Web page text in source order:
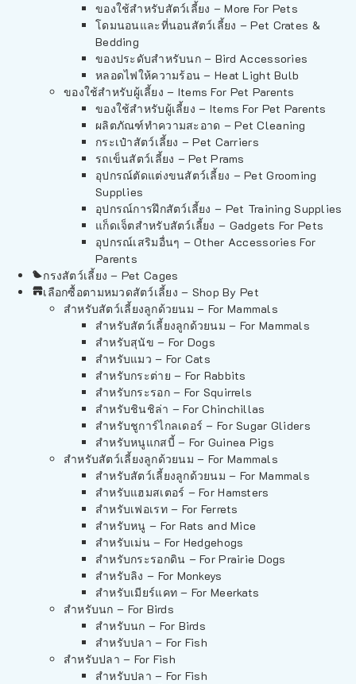
ของใช้สำหรับสัตว์เลี้ยง – More For Pets
โดมนอนและที่นอนสัตว์เลี้ยง – Pet Crates &
Bedding
ของประดับสำหรับนก – Bird Accessories
หลอดไฟให้ความร้อน – Heat Light Bulb
ของใช้สำหรับผู้เลี้ยง – Items For Pet Parents
ของใช้สำหรับผู้เลี้ยง – Items For Pet Parents
ผลิตภัณฑ์ทำความสะอาด – Pet Cleaning
กระเป๋าสัตว์เลี้ยง – Pet Carriers
รถเข็นสัตว์เลี้ยง – Pet Prams
อุปกรณ์ตัดแต่งขนสัตว์เลี้ยง – Pet Grooming
Supplies
อุปกรณ์การฝึกสัตว์เลี้ยง – Pet Training Supplies
แก็ดเจ็ตสำหรับสัตว์เลี้ยง – Gadgets For Pets
อุปกรณ์เสริมอื่นๆ – Other Accessories For
Parents
กรงสัตว์เลี้ยง – Pet Cages
เลือกซื้อตามหมวดสัตว์เลี้ยง – Shop By Pet
สำหรับสัตว์เลี้ยงลูกด้วยนม – For Mammals
สำหรับสัตว์เลี้ยงลูกด้วยนม – For Mammals
สำหรับสุนัข – For Dogs
สำหรับแมว – For Cats
สำหรับกระต่าย – For Rabbits
สำหรับกระรอก – For Squirrels
สำหรับชินชิล่า – For Chinchillas
สำหรับชูการ์ไกลเดอร์ – For Sugar Gliders
สำหรับหนูแกสบี้ – For Guinea Pigs
สำหรับสัตว์เลี้ยงลูกด้วยนม – For Mammals
สำหรับสัตว์เลี้ยงลูกด้วยนม – For Mammals
สำหรับแฮมสเตอร์ – For Hamsters
สำหรับเฟอเรท – For Ferrets
สำหรับหนู – For Rats and Mice
สำหรับเม่น – For Hedgehogs
สำหรับกระรอกดิน – For Prairie Dogs
สำหรับลิง – For Monkeys
สำหรับเมียร์แคท – For Meerkats
สำหรับนก – For Birds
สำหรับนก – For Birds
สำหรับปลา – For Fish
สำหรับปลา – For Fish
สำหรับปลา – For Fish